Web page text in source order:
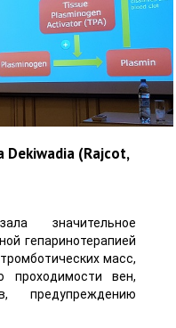
Dekiwadia (Rajcot,
значительное
гепаринотерапией
масс,
проходимости вен,
предупреждению